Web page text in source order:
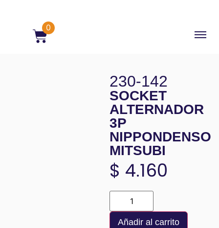
0
230-142
SOCKET
ALTERNADOR
3P
NIPPONDENSO
MITSUBI
$ 4.160
Añadir al carrito